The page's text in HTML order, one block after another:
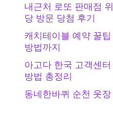
내근처 로또 판매점
당 방문 당첨 후기
캐치테이블 예약 꿀
방법까지
아고다 한국 고객센
방법 총정리
동네한바퀴 순천 웃